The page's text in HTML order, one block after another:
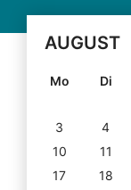
AUGUST
Mo Di
3
4
10
11
17
18